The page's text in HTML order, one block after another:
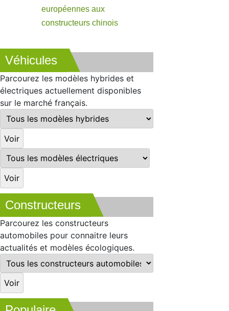
européennes aux
constructeurs chinois
Véhicules
Parcourez les modèles hybrides et
électriques actuellement disponibles
sur le marché français.
Constructeurs
Parcourez les constructeurs
automobiles pour connaitre leurs
actualités et modèles écologiques.